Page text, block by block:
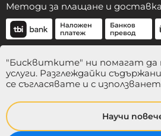
Методи за плащане и
"Бисквитките" ни помагат
услуги. Разглеждайки
се съгласявате и с
Научи